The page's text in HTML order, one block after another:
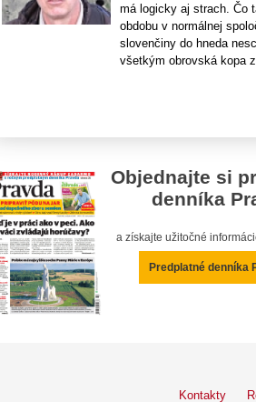
má logicky aj strach. Čo
obdobu v normálnej
slovenčiny do hneda
všetkým obrovská kopa
Objednajte si
denníka
a získajte užitočné
Predplatné denníka
Kontakty